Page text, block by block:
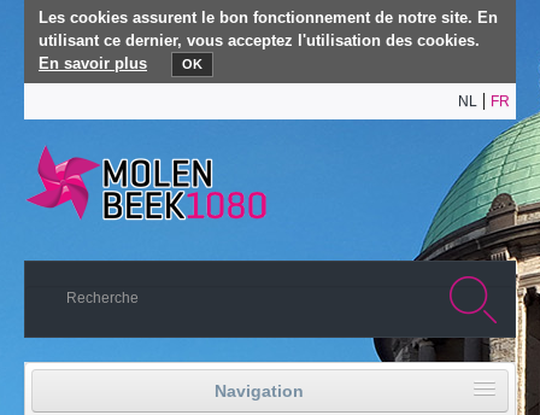
Les cookies assurent le bon fonctionnement de notre site. En
utilisant ce dernier, vous acceptez l'utilisation des cookies.
En savoir plus
OK
NL FR
Navigation